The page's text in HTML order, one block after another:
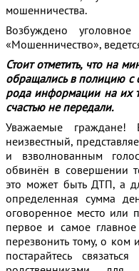
мошенничества.
Возбуждено
«Мошенничество»,
Стоит отметить, что на
обращались в полицию с
рода информации на их
счастью не передали.
Уважаемые
неизвестный,
и взволнованным
обвинён в совершении
это может быть ДТП, а
определенная сумма
оговоренное место или
первое и самое
перезвонить тому, о ком
постарайтесь